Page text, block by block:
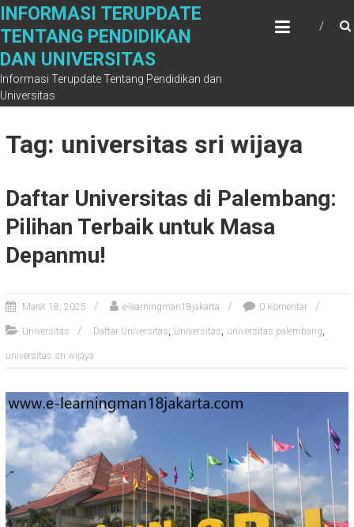
Skip
content
INFORMASI TERUPDATE
TENTANG PENDIDIKAN
DAN UNIVERSITAS
Informasi Terupdate Tentang Pendidikan dan
Universitas
Tag: universitas sri wijaya
Daftar Universitas di Palembang:
Pilihan Terbaik untuk Masa
Depanmu!
Maret 18, 2025 e-learningman18jakarta 0 Komentar
Universitas Daftar Universitas, Universitas, universitas palembang,
universitas sri wijaya